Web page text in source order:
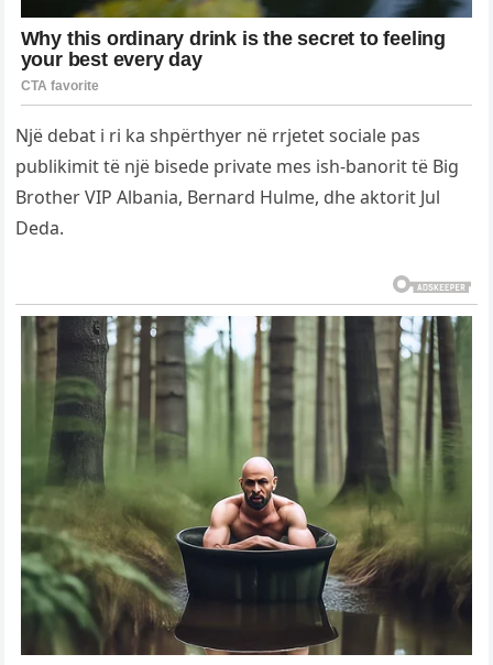
Një debat i ri ka shpërthyer në rrjetet sociale pas
publikimit të një bisede private mes ish-banorit të Big
Brother VIP Albania, Bernard Hulme, dhe aktorit Jul
Deda.